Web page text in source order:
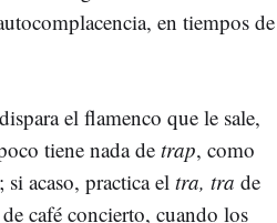
en tiempos de
el flamenco que le sale,
tiene nada detrap, como
si acaso, practica eltra, tra de
café concierto, cuando los